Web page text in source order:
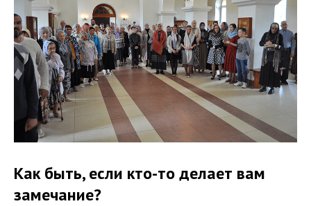
Как быть, если кто-то делает вам
замечание?